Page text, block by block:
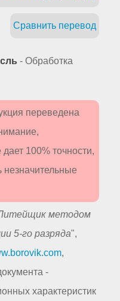
Сравнить перевод
- Обработка
переведена
100% точности,
незначительные
методом
5-го разряда",
,
-
характеристик